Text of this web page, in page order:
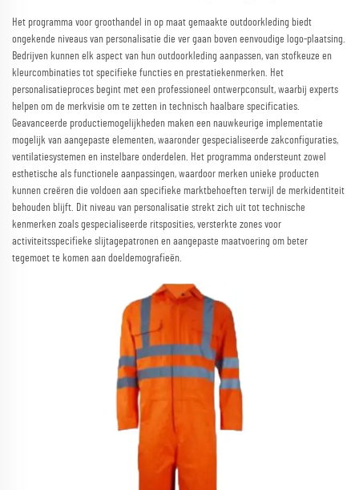
Het programma voor groothandel in op maat gemaakte outdoorkleding biedt
ongekende niveaus van personalisatie die ver gaan boven eenvoudige logo-plaatsing.
Bedrijven kunnen elk aspect van hun outdoorkleding aanpassen, van stofkeuze en
kleurcombinaties tot specifieke functies en prestatiekenmerken. Het
personalisatieproces begint met een professioneel ontwerpconsult, waarbij experts
helpen om de merkvisie om te zetten in technisch haalbare specificaties.
Geavanceerde productiemogelijkheden maken een nauwkeurige implementatie
mogelijk van aangepaste elementen, waaronder gespecialiseerde zakconfiguraties,
ventilatiesystemen en instelbare onderdelen. Het programma ondersteunt zowel
esthetische als functionele aanpassingen, waardoor merken unieke producten
kunnen creëren die voldoen aan specifieke marktbehoeften terwijl de merkidentiteit
behouden blijft. Dit niveau van personalisatie strekt zich uit tot technische
kenmerken zoals gespecialiseerde ritsposities, versterkte zones voor
activiteitsspecifieke slijtagepatronen en aangepaste maatvoering om beter
tegemoet te komen aan doeldemografieën.